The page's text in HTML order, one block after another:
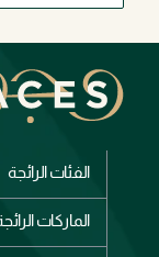
الفئات الرائجة
الماركات